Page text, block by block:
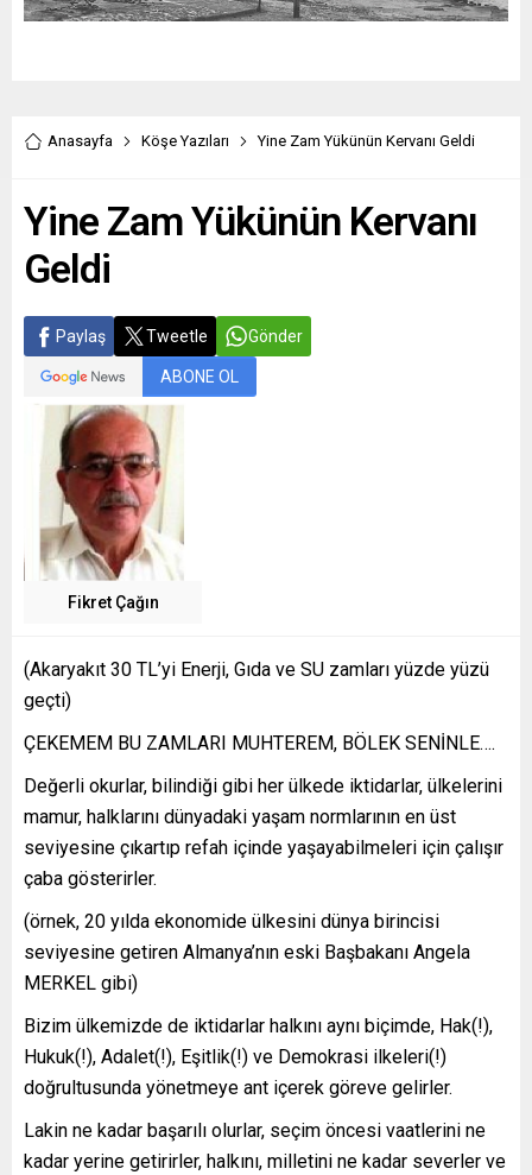
Anasayfa Köşe Yazıları Yine Zam Yükünün Kervanı Geldi
Yine Zam Yükünün Kervanı
Geldi
Paylaş Tweetle Gönder
ABONE OL
Fikret Çağın
(Akaryakıt 30 TL’yi Enerji, Gıda ve SU zamları yüzde yüzü
geçti)
ÇEKEMEM BU ZAMLARI MUHTEREM, BÖLEK SENİNLE….
Değerli okurlar, bilindiği gibi her ülkede iktidarlar, ülkelerini
mamur, halklarını dünyadaki yaşam normlarının en üst
seviyesine çıkartıp refah içinde yaşayabilmeleri için çalışır
çaba gösterirler.
(örnek, 20 yılda ekonomide ülkesini dünya birincisi
seviyesine getiren Almanya’nın eski Başbakanı Angela
MERKEL gibi)
Bizim ülkemizde de iktidarlar halkını aynı biçimde, Hak(!),
Hukuk(!), Adalet(!), Eşitlik(!) ve Demokrasi ilkeleri(!)
doğrultusunda yönetmeye ant içerek göreve gelirler.
Lakin ne kadar başarılı olurlar, seçim öncesi vaatlerini ne
kadar yerine getirirler, halkını, milletini ne kadar severler ve